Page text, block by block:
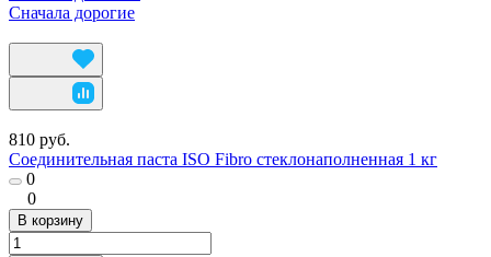
Сначала дорогие
810 руб.
Соединительная паста ISO Fibro стеклонаполненная 1 кг
0
0
В корзину